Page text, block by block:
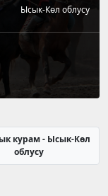
Ысык-Көл облусу
курам - Ысык-Көл
облусу